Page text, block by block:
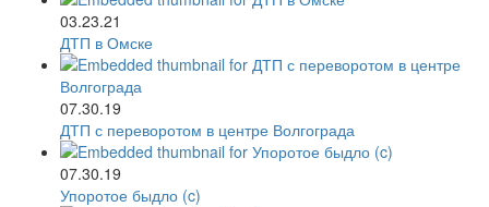
03.23.21
ДТП в Омске
07.30.19
ДТП с переворотом в центре Волгограда
07.30.19
Упоротое быдло (c)